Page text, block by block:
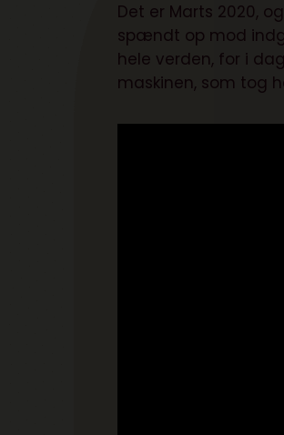
Det er Marts 2020,
spændt op mod
hele verden, for i
maskinen, som tog